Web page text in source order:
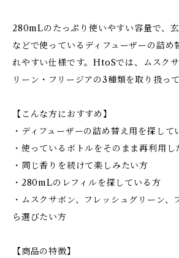
280mLのたっぷり使いやすい容量で、
などで使っているディフューザーの詰め
れやすい仕様です。HtoSでは、ムスク
リーン・フリージアの3種類を取り扱って
【こんな方におすすめ】
・ディフューザーの詰め替え用を探して
・使っているボトルをそのまま再利用し
・同じ香りを続けて楽しみたい方
・280mLのレフィルを探している方
・ムスクサボン、フレッシュグリーン、
ら選びたい方
【商品の特徴】